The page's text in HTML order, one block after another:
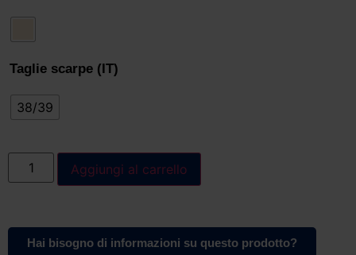
Taglie scarpe (IT)
38/39
Aggiungi al carrello
Hai bisogno di informazioni su questo prodotto?